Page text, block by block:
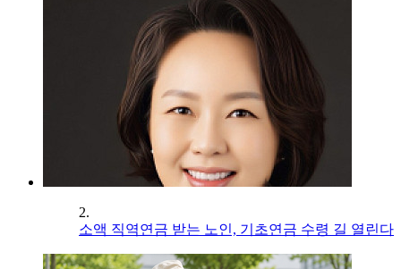
2.
소액 직역연금 받는 노인, 기초연금 수령 길 열린다